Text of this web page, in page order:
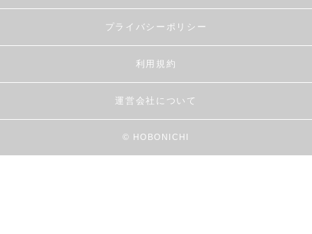
プライバシーポリシー
利用規約
運営会社について
© HOBONICHI